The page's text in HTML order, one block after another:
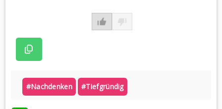
#nachdenken #tiefgründig